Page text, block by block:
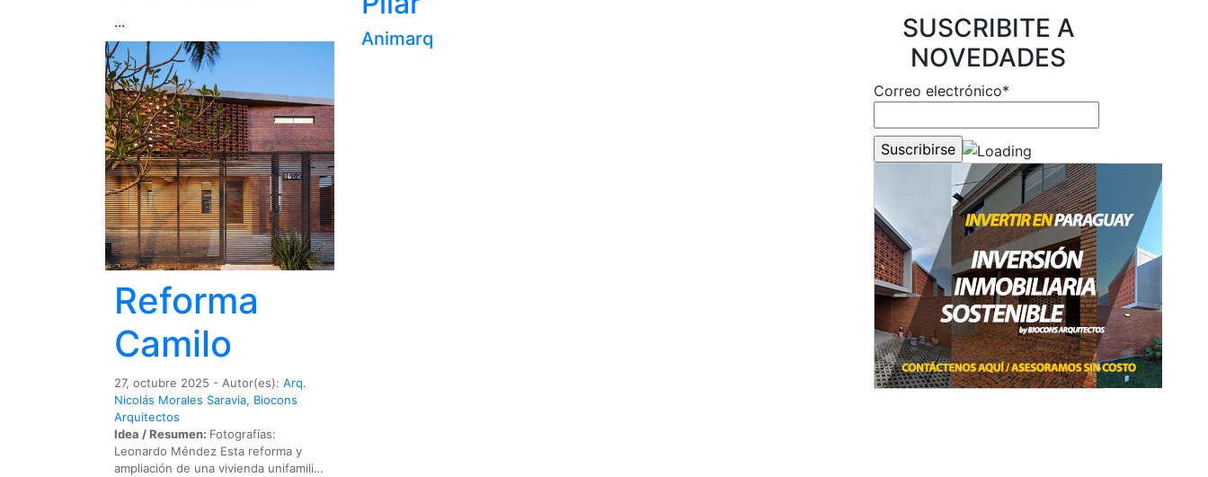
Animarq
...
Reforma
Camilo
27, octubre 2025 - Autor(es): Arq.
Nicolás Morales Saravia, Biocons
Arquitectos
Idea / Resumen: Fotografías:
Leonardo Méndez Esta reforma y
ampliación de una vivienda unifamili…
SUSCRIBITE A
NOVEDADES
Correo electrónico*